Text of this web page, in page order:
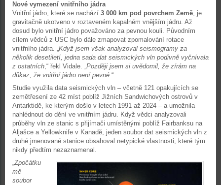
Nové vymezení vnitřního jádra
Vnitřní jádro, které se nachází 3 000 km pod povrchem Země, je
gravitačně ukotveno v roztaveném kapalném vnějším jádru. Až
dosud bylo vnitřní jádro považováno za pevnou kouli. Původním
cílem vědců z USC bylo dále zmapovat zpomalování rotace
vnitřního jádra. „Když jsem však analyzoval seismogramy za
několik desetiletí, jedna sada dat seismických vln podivně vyčnívala
z ostatních,“ řekl Vidale. „Později jsem si uvědomil, že zírám na
důkaz, že vnitřní jádro není pevné.“
Studie využila data seismických vln – včetně 121 opakujících se
zemětřesení ze 42 míst poblíž Jižních Sandwichových ostrovů v
Antarktidě, ke kterým došlo v letech 1991 až 2024 – a umožnila
nahlédnout do dění ve vnitřním jádru. Když vědci analyzovali
průběhy vln ze stanic s přijímači umístěnými poblíž Fairbanksu na
Aljašce a Yellowknife v Kanadě, jeden soubor dat seismických vln z
druhé jmenované stanice obsahoval netypické vlastnosti, které tým
nikdy předtím nezaznamenal.
„Zpočátku
mě
soubor